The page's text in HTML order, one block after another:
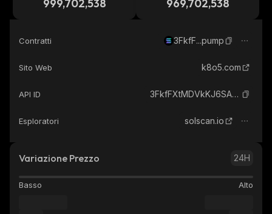
999,702,538 969,702,538
Contratti 3FkfF...pump
Sito Web k8o5.com
API ID 3FkfFXtMDVkKJ6SAouMSK4qYFmErYxSnAUx6vP52pump_solana
Esploratori solscan.io
Variazione Prezzo 24H
Basso Alto